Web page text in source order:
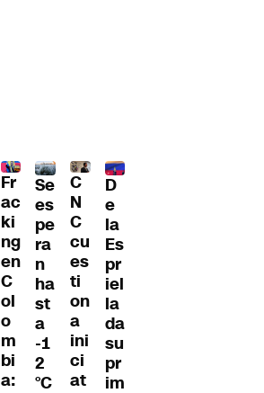
Fr
ac
ki
ng
en
C
ol
o
m
bi
a:
Se
es
pe
ra
n
ha
st
a
-1
2
°C
C
N
C
cu
es
ti
on
a
ini
ci
at
D
e
la
Es
pr
iel
la
da
su
pr
im